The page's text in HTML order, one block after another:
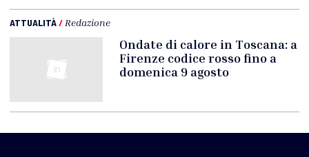
ATTUALITÀ/ Redazione
Ondate di calore in Toscana: a
Firenze codice rosso fino a
domenica 9 agosto